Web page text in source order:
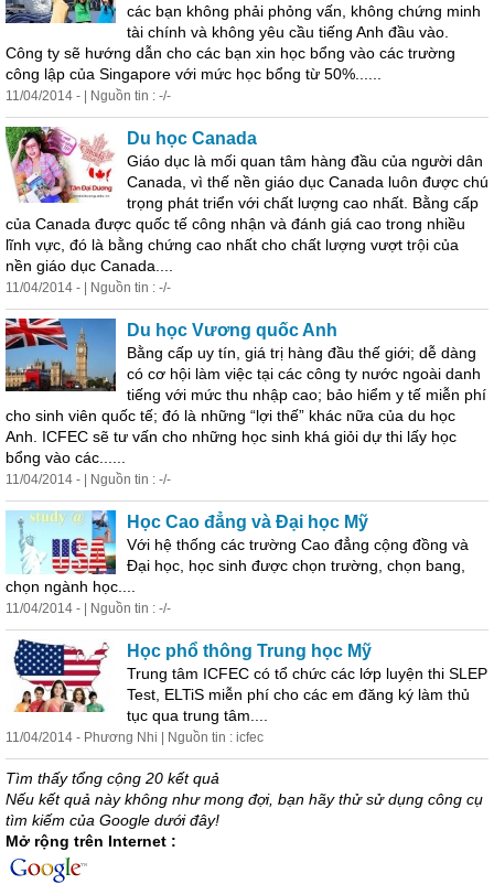
các bạn không phải phỏng vấn, không chứng minh
tài chính và không yêu cầu tiếng Anh đầu vào.
Công ty sẽ hướng dẫn cho các bạn xin học bổng vào các trường
công lập của Singapore với mức học bổng từ 50%......
11/04/2014 - | Nguồn tin : -/-
Du học Canada
Giáo dục là mối quan tâm hàng đầu của người dân
Canada, vì thế nền giáo dục Canada luôn được chú
trọng phát triển với chất lượng cao nhất. Bằng cấp
của Canada được quốc tế công nhận và đánh giá cao trong nhiều
lĩnh vực, đó là bằng chứng cao nhất cho chất lượng vượt trội của
nền giáo dục Canada....
11/04/2014 - | Nguồn tin : -/-
Du học Vương quốc Anh
Bằng cấp uy tín, giá trị hàng đầu thế giới; dễ dàng
có cơ hội làm việc tại các công ty nước ngoài danh
tiếng với mức thu nhập cao; bảo hiểm y tế miễn phí
cho sinh viên quốc tế; đó là những “lợi thế” khác nữa của du học
Anh. ICFEC sẽ tư vấn cho những học sinh khá giỏi dự thi lấy học
bổng vào các......
11/04/2014 - | Nguồn tin : -/-
Học Cao đẳng và Đại học Mỹ
Với hệ thống các trường Cao đẳng cộng đồng và
Đại học học sinh được chọn trường, chọn bang,
chọn ngành học
11/04/2014 - | Nguồn tin : -/-
Học phổ thông Trung học Mỹ
Trung tâm ICFEC có tổ chức các lớp luyện thi SLEP
Test, ELTiS miễn phí cho các em đăng ký làm thủ
tục qua trung tâm....
11/04/2014 - Phương Nhi | Nguồn tin : icfec
Tìm thấy tổng cộng 20 kết quả
Nếu kết quả này không như mong đợi, bạn hãy thử sử dụng công cụ
tìm kiếm của Google dưới đây!
Mở rộng trên Internet :